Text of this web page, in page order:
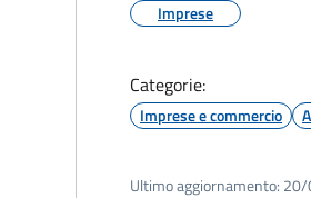
Imprese
Categorie:
Imprese e commercio
Ultimo aggiornamento: 20/